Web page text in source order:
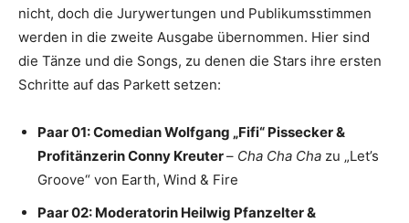
nicht, doch die Jurywertungen und Publikumsstimmen
werden in die zweite Ausgabe übernommen. Hier sind
die Tänze und die Songs, zu denen die Stars ihre ersten
Schritte auf das Parkett setzen:
Paar 01: Comedian Wolfgang „Fifi“ Pissecker &
Profitänzerin Conny Kreuter– Cha Cha Cha zu „Let’s
Groove“ von Earth, Wind & Fire
Paar 02: Moderatorin Heilwig Pfanzelter &